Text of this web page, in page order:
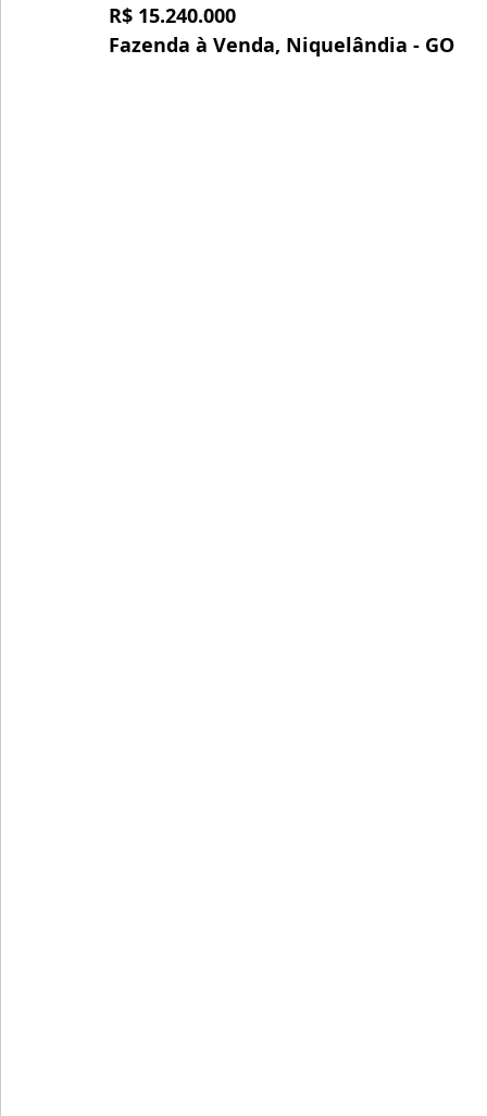
R$ 15.240.000
Fazenda à Venda, Niquelândia - GO